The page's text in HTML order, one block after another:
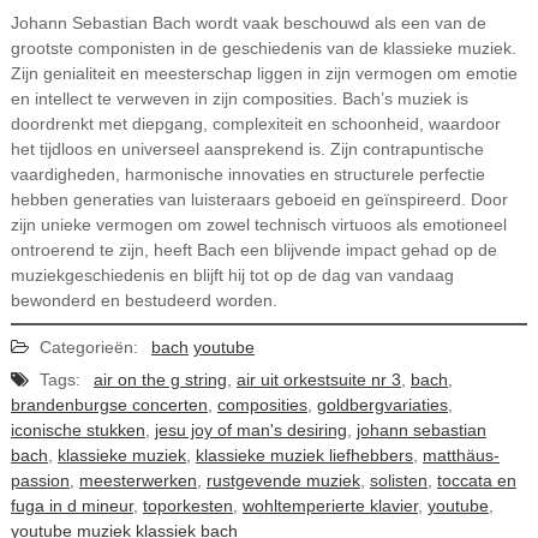
Johann Sebastian Bach wordt vaak beschouwd als een van de
grootste componisten in de geschiedenis van de klassieke muziek.
Zijn genialiteit en meesterschap liggen in zijn vermogen om emotie
en intellect te verweven in zijn composities. Bach’s muziek is
doordrenkt met diepgang, complexiteit en schoonheid, waardoor
het tijdloos en universeel aansprekend is. Zijn contrapuntische
vaardigheden, harmonische innovaties en structurele perfectie
hebben generaties van luisteraars geboeid en geïnspireerd. Door
zijn unieke vermogen om zowel technisch virtuoos als emotioneel
ontroerend te zijn, heeft Bach een blijvende impact gehad op de
muziekgeschiedenis en blijft hij tot op de dag van vandaag
bewonderd en bestudeerd worden.
Categorieën: bach youtube
Tags:
air on the g string air uit orkestsuite nr 3 bach
brandenburgse concerten composities, goldbergvariaties,
iconische stukken
jesu joy of man's desiring
johann sebastian
bach
klassieke muziek, klassieke muziek liefhebbers, matthäus-
passion
meesterwerken rustgevende muziek, solisten toccata en
fuga in d mineur, toporkesten wohltemperierte klavier, youtube,
youtube muziek klassiek bach